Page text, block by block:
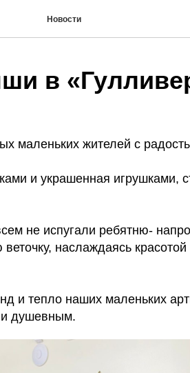
Новости
в
маленьких жителей с
и украшенная игрушками,
не испугали ребятню-
наслаждаясь
и тепло наших маленьких
и душевным.